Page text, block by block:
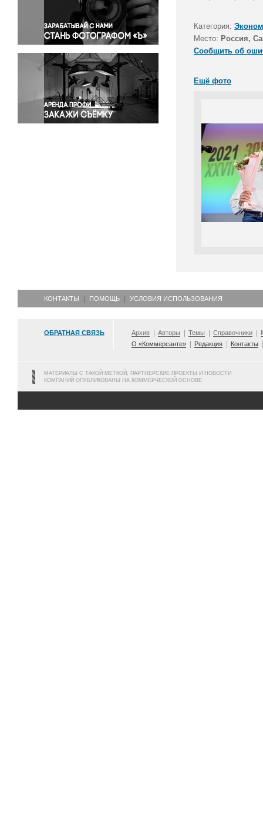
Правосудие
Происшествия и конфликты
Религия
Светская жизнь
Спорт
Экология
Экономика и бизнес
Категория:
Место: Россия,
Сообщить об
Ещё фото
КОНТАКТЫ ПОМОЩЬ УСЛОВИЯ ИСПОЛЬЗОВАНИЯ
ОБРАТНАЯ СВЯЗЬ Архив Авторы Темы Справочники
О «Коммерсанте»
Редакция Контакты
МАТЕРИАЛЫ С ТАКОЙ МЕТКОЙ, ПАРТНЕРСКИЕ ПРОЕКТЫ И НОВОСТИ
КОМПАНИЙ ОПУБЛИКОВАНЫ НА КОММЕРЧЕСКОЙ ОСНОВЕ